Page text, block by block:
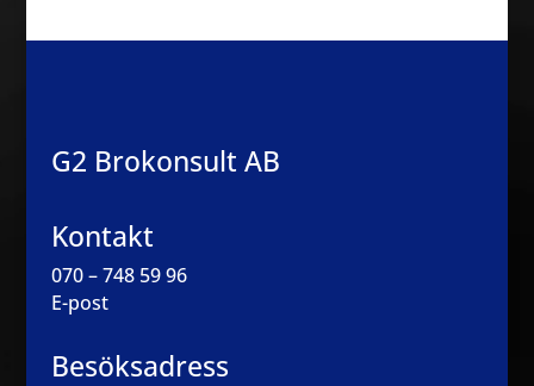
G2 Brokonsult AB
Kontakt
070 – 748 59 96
E-post
Besöksadress